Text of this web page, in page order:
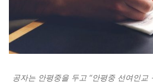
공자는 안평중을 두고 “안평중 선여인교